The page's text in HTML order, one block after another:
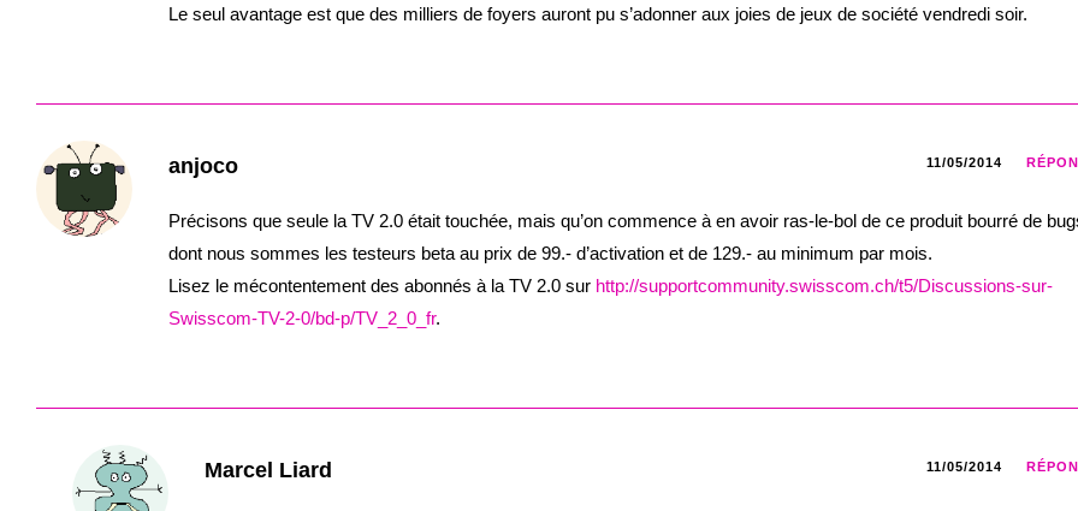
Le seul avantage est que des milliers de foyers auront pu s’adonner aux joies de jeux de société vendredi soir.
anjoco 11/05/2014
Précisons que seule la TV 2.0 était touchée, mais qu’on commence à en avoir ras-le-bol de ce produit bourré de
dont nous sommes les testeurs beta au prix de 99.- d’activation et de 129.- au minimum par mois.
Lisez le mécontentement des abonnés à la TV 2.0 sur http://supportcommunity.swisscom.ch/t5/Discussions-sur-
Swisscom-TV-2-0/bd-p/TV_2_0_fr.
Marcel Liard 11/05/2014